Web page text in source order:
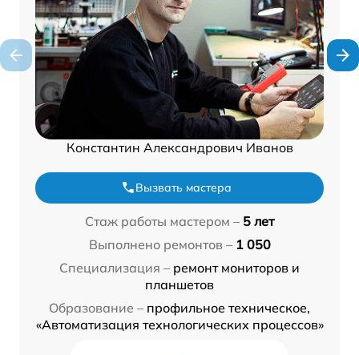
Константин Александрович Иванов
Вызвать мастера
Стаж работы мастером – 5 лет
Выполнено ремонтов – 1 050
Специализация – ремонт мониторов и
планшетов
Образование – профильное техническое,
«Автоматизация технологических процессов»